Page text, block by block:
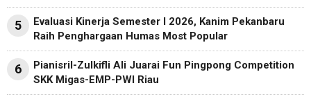
5
Evaluasi Kinerja Semester I 2026, Kanim Pekanbaru
Raih Penghargaan Humas Most Popular
6
Pianisril-Zulkifli Ali Juarai Fun Pingpong Competition
SKK Migas-EMP-PWI Riau